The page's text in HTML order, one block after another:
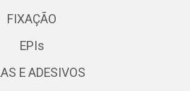
FIXAÇÃO
EPIs
E ADESIVOS